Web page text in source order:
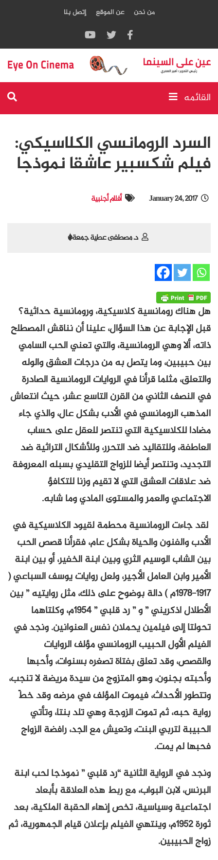
من نحن عن الموقع إتصل بنا
القائمه
السرد الرومانسي الكلاسيكي:
فيلم شكسبير عاشقا نموذجا
January 24, 2017 أفلام أجنبية
د. مصطفى عطية جمعة*
هل هناك رومانسية كلاسيكية، ورومانسية حداثية؟
قبل الإجابة عن هذا السؤال، علينا أن نناقش المصطلح
ذاته، ألا وهي الرومانسية، والتي تعني الحب السامي
بين حبيبين، وما يتصل به من درجات العشق والوله
والتعلق، مثلما قرأنا في الروايات الرومانسية الصادرة
في النصف الثاني من القرن التاسع عشر، حيث انتعاش
المذهب الرومانسي في الأدب بشكل عال، والذي جاء
مضادا للكلاسيكية التي تنتصر للعقل على حساب
العاطفة، وللتقاليد ضد التحرر، وللأشكال التراثية ضد
التجديد، وتنتصر أيضا للزواج التقليدي بسبله المعروفة
ضد علاقات العشق التي لا تقيم وزنا للتكافؤ
الاجتماعي والعمر والمستوى المادي وما شابه.
لقد جاءت الرومانسية محطمة لقيود الكلاسيكية في
الأدب والفنون والحياة بشكل عام، فقرأنا قصص الحب
بين الشاب الوسيم الثري وبين ابنة الخفير، أو بين ابنة
الأمير وابن العامل الأجير، ولعل روايات يوسف السباعي (
1917-1978م ) دالة بوضوح على ذلك، مثل روايتيه ” بين
الأطلال اذكريني ” و ” رد قلبي ” 1954م، وكلتاهما
تحولتا إلى فيلمين يحملان نفس العنوانين. ونجد في
الفيلم الأول الحبيب الرومانسي مؤلف الروايات
والقصص، وقد تعلق بفتاة تصغره بسنوات، وأحبها
وأحبته بجنون، وهو المتزوج من سيدة مريضة لا تنجب،
وتتطور الأحداث، فيموت المؤلف في مرضه وقد خطّ
رواية حبه، ثم تموت الزوجة وهي تلد بنتا، وتأتي
الحبيبة لتربي البنت، وتعيش مع الجد، رافضة الزواج
فحبها لم يمت.
ونجد في الرواية الثانية “رد قلبي ” نموذجا لحب ابنة
البرنس، لابن البواب، مع ربط هذه العلاقة بأبعاد
اجتماعية وسياسية، تخص إنهاء الحقبة الملكية، بعد
ثورة 1952م، وينتهي الفيلم بإعلان قيام الجمهورية، ثم
زواج الحبيبين.